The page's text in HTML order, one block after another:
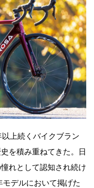
上続くバイクブラン
を積み重ねてきた。日
れとして認知され続け
デルにおいて掲げた